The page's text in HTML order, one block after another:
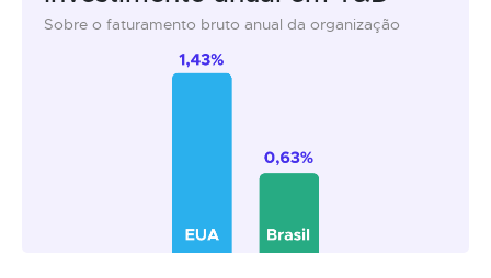
Sobre o faturamento bruto anual da organização